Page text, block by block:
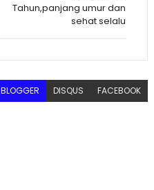
Tahun,panjang umur dan
sehat selalu
BLOGGER DISQUS FACEBOOK